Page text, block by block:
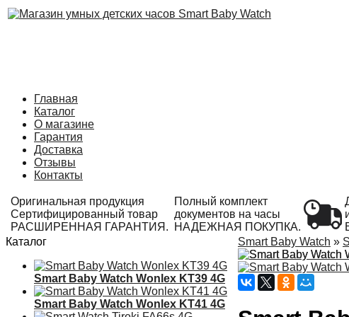
Главная
Каталог
О магазине
Гарантия
Доставка
Отзывы
Контакты
Оригинальная продукция
Сертифицированный товар
РАСШИРЕННАЯ ГАРАНТИЯ.
Полный комплект
документов на часы
НАДЕЖНАЯ ПОКУПКА.
Каталог
Smart Baby Watch Wonlex KT39 4G
Smart Baby Watch Wonlex KT41 4G
Smart Baby Watch »